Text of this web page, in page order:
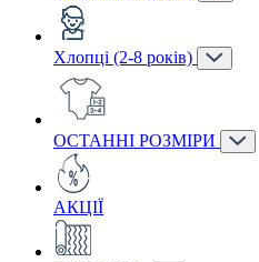
Хлопці (2-8 років)
ОСТАННІ РОЗМІРИ
АКЦІЇ